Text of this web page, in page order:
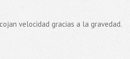
velocidad gracias a la gravedad.